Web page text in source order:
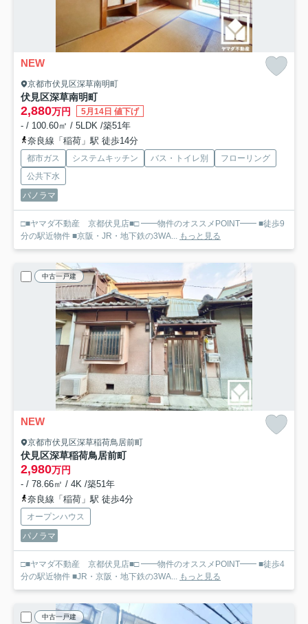
NEW
京都市伏見区深草南明町
伏見区深草南明町
2,880万円 5月14日 値下げ
- / 100.60㎡ / 5LDK /築51年
奈良線「稲荷」駅 徒歩14分
都市ガス システムキッチン バス・トイレ別
フローリング
公共下水
パノラマ
□■ヤマダ不動産 京都伏見店■□ ━━物件のオススメPOINT━━ ■徒歩9
分の駅近物件 ■京阪・JR・地下鉄の3WA... もっと見る
中古一戸建
NEW
京都市伏見区深草稲荷鳥居前町
伏見区深草稲荷鳥居前町
2,980万円
- / 78.66㎡ / 4K /築51年
奈良線「稲荷」駅 徒歩4分
オープンハウス
パノラマ
□■ヤマダ不動産 京都伏見店■□ ━━物件のオススメPOINT━━ ■徒歩4
分の駅近物件 ■JR・京阪・地下鉄の3WA... もっと見る
中古一戸建